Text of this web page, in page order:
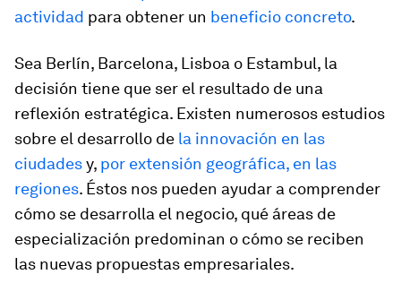
actividad para obtener un beneficio concreto.
Sea Berlín, Barcelona, Lisboa o Estambul, la
decisión tiene que ser el resultado de una
reflexión estratégica. Existen numerosos estudios
sobre el desarrollo de la innovación en las
ciudadesy, por extensión geográfica, en las
regiones. Éstos nos pueden ayudar a comprender
cómo se desarrolla el negocio, qué áreas de
especialización predominan o cómo se reciben
las nuevas propuestas empresariales.